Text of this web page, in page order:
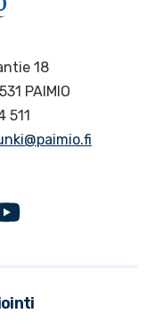
18
PAIMIO
511